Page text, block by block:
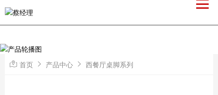
首页 产品中心 西餐厅桌脚系列